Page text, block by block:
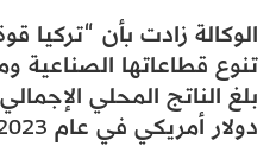
الوكالة زادت بأن “تركيا
تنوع قطاعاتها الصناعية
دولار أمريكي في عام 2023”.